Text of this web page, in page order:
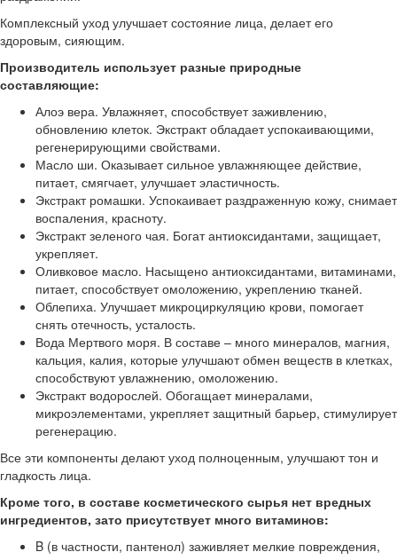
Комплексный уход улучшает состояние лица, делает его
здоровым, сияющим.
Производитель использует разные природные
составляющие:
Алоэ вера. Увлажняет, способствует заживлению,
обновлению клеток. Экстракт обладает успокаивающими,
регенерирующими свойствами.
Масло ши. Оказывает сильное увлажняющее действие,
питает, смягчает, улучшает эластичность.
Экстракт ромашки. Успокаивает раздраженную кожу, снимает
воспаления, красноту.
Экстракт зеленого чая. Богат антиоксидантами, защищает,
укрепляет.
Оливковое масло. Насыщено антиоксидантами, витаминами,
питает, способствует омоложению, укреплению тканей.
Облепиха. Улучшает микроциркуляцию крови, помогает
снять отечность, усталость.
Вода Мертвого моря. В составе – много минералов, магния,
кальция, калия, которые улучшают обмен веществ в клетках,
способствуют увлажнению, омоложению.
Экстракт водорослей. Обогащает минералами,
микроэлементами, укрепляет защитный барьер, стимулирует
регенерацию.
Все эти компоненты делают уход полноценным, улучшают тон и
гладкость лица.
Кроме того, в составе косметического сырья нет вредных
ингредиентов, зато присутствует много витаминов:
B (в частности, пантенол) заживляет мелкие повреждения,